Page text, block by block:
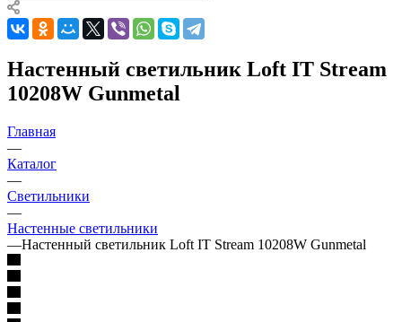
Настенный светильник Loft IT Stream
10208W Gunmetal
Главная
—
Каталог
—
Светильники
—
Настенные светильники
—Настенный светильник Loft IT Stream 10208W Gunmetal